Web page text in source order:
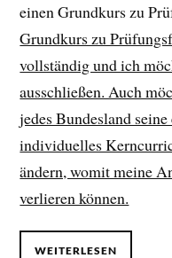
einen Grundkurs zu
Grundkurs zu
vollständig und ich
ausschließen. Auch
jedes Bundesland
individuelles
ändern, womit meine
verlieren können.
WEITERLESEN